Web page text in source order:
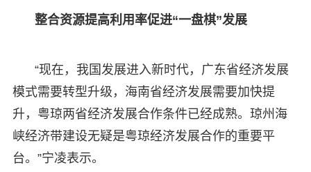
整合资源提高利用率促进“一盘棋”发展
“现在，我国发展进入新时代，广东省经济发展
模式需要转型升级，海南省经济发展需要加快提
升，粤琼两省经济发展合作条件已经成熟。琼州海
峡经济带建设无疑是粤琼经济发展合作的重要平
台。”宁凌表示。